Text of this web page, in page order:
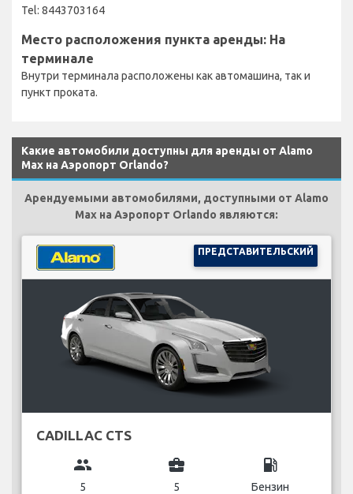
Tel: 8443703164
Место расположения пункта аренды: На
терминале
Внутри терминала расположены как автомашина, так и
пункт проката.
Какие автомобили доступны для аренды от Alamo
Max на Аэропорт Orlando?
Арендуемыми автомобилями, доступными от Alamo
Max на Аэропорт Orlando являются:
ПРЕДСТАВИТЕЛЬСКИЙ
CADILLAC CTS
group
5
business_center
5
local_gas_station
Бензин